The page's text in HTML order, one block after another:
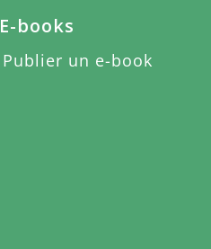
E-books
Publier un e-book